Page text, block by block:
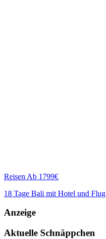
Reisen Ab 1799€
18 Tage Bali mit Hotel und Flug
Anzeige
Aktuelle Schnäppchen